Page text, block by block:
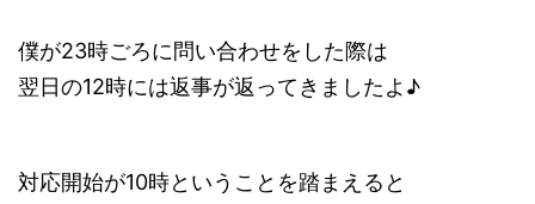
僕が23時ごろに問い合わせをした際は
翌日の12時には返事が返ってきましたよ♪
対応開始が10時ということを踏まえると